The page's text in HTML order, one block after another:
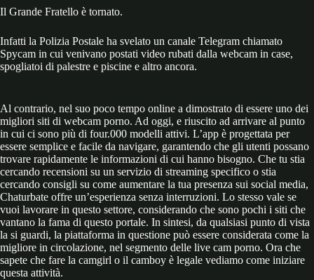
Il Grande Fratello è tornato.
Infatti la Polizia Postale ha svelato un canale Telegram chiamato
Spycam in cui venivano postati video rubati dalla webcam in case,
spogliatoi di palestre e piscine e altro ancora.
Al contrario, nel suo poco tempo online a dimostrato di essere uno dei
migliori siti di webcam porno. Ad oggi, e riuscito ad arrivare al punto
in cui ci sono più di four.000 modelli attivi. L’app è progettata per
essere semplice e facile da navigare, garantendo che gli utenti possano
trovare rapidamente le informazioni di cui hanno bisogno. Che tu stia
cercando recensioni su un servizio di streaming specifico o stia
cercando consigli su come aumentare la tua presenza sui social media,
Chaturbate offre un’esperienza senza interruzioni. Lo stesso vale se
vuoi lavorare in questo settore, considerando che sono pochi i siti che
vantano la fama di questo portale. In sintesi, da qualsiasi punto di vista
la si guardi, la piattaforma in questione può essere considerata come la
migliore in circolazione, nel segmento delle live cam porno. Ora che
sapete che fare la camgirl o il camboy è legale vediamo come iniziare
questa attività.